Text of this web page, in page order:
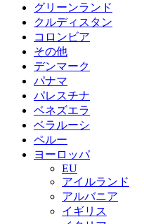
グリーンランド
クルディスタン
コロンビア
その他
デンマーク
パナマ
パレスチナ
ベネズエラ
ベラルーシ
ペルー
ヨーロッパ
EU
アイルランド
アルバニア
イギリス